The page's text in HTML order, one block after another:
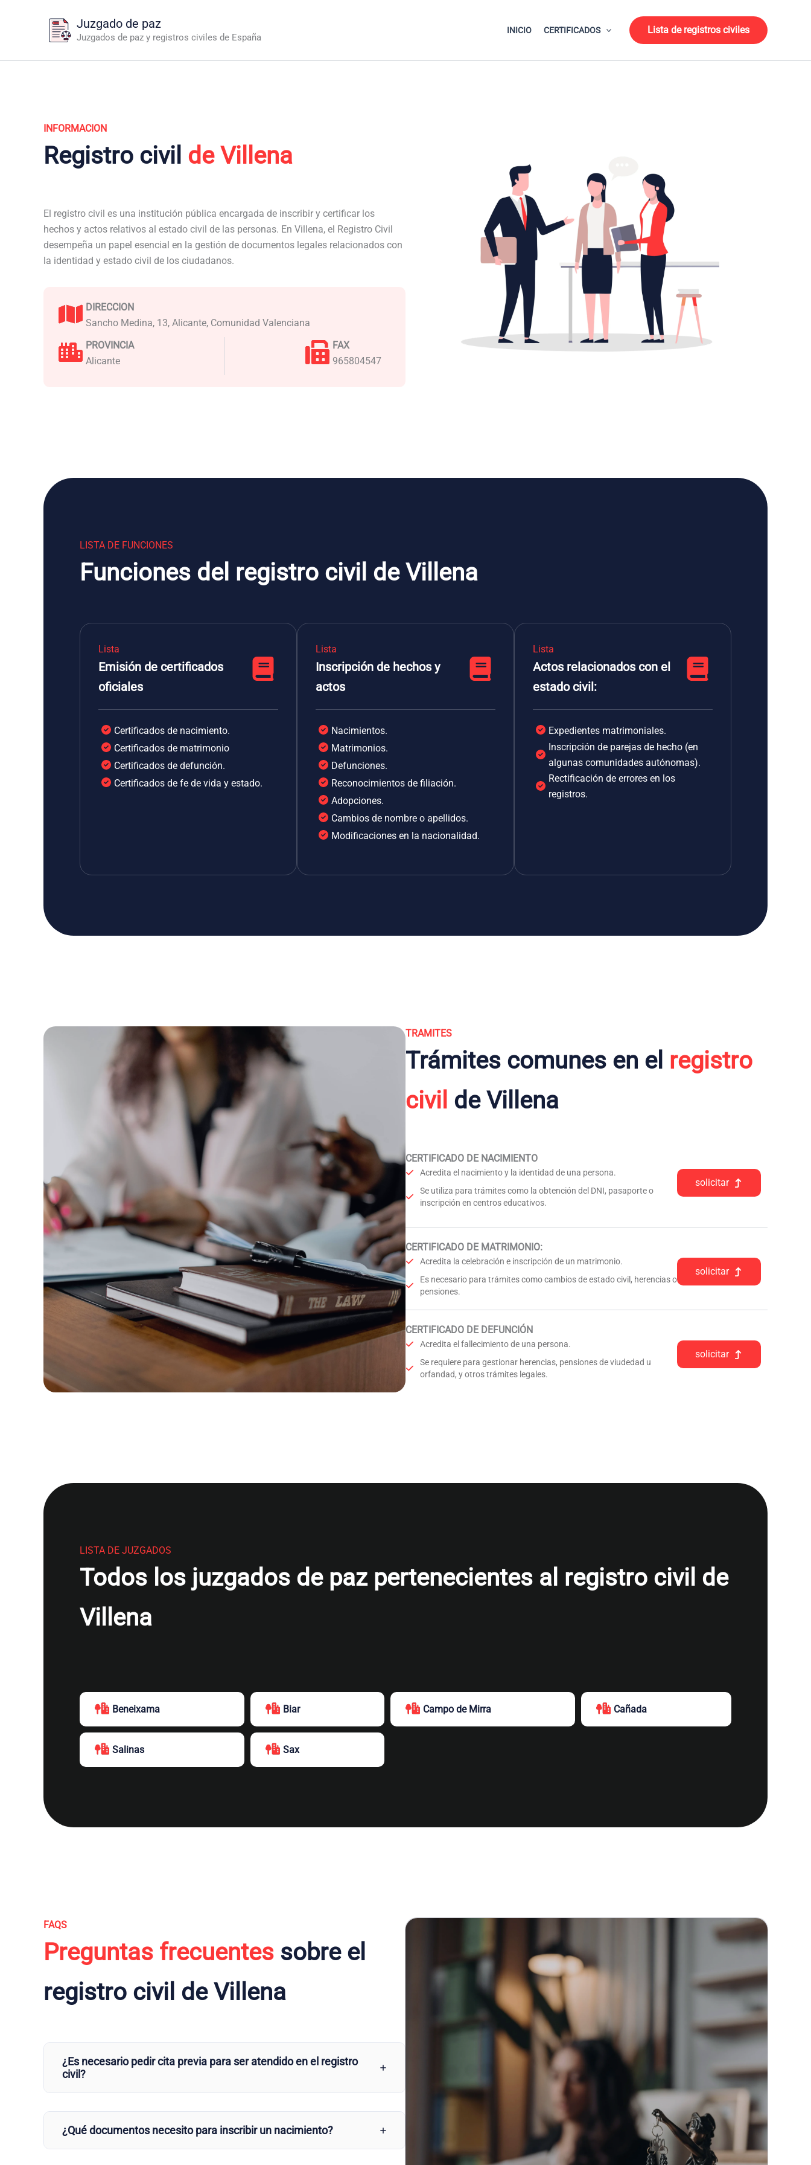
Juzgado de paz
Juzgados de paz y registros civiles de España
INICIO CERTIFICADOS Lista de registros civiles
INFORMACION
Registro civil de Villena
El registro civil es una institución pública encargada de inscribir y certificar los
hechos y actos relativos al estado civil de las personas. En Villena, el Registro Civil
desempeña un papel esencial en la gestión de documentos legales relacionados con
la identidad y estado civil de los ciudadanos.
DIRECCION
Sancho Medina, 13, Alicante, Comunidad Valenciana
PROVINCIA
Alicante
FAX
965804547
LISTA DE FUNCIONES
Funciones del registro civil de Villena
Lista
Emisión de certificados
oficiales
Certificados de nacimiento.
Certificados de matrimonio
Certificados de defunción.
Certificados de fe de vida y estado.
Lista
Inscripción de hechos y
actos
Nacimientos.
Matrimonios.
Defunciones.
Reconocimientos de filiación.
Adopciones.
Cambios de nombre o apellidos.
Modificaciones en la nacionalidad.
Lista
Actos relacionados con el
estado civil:
Expedientes matrimoniales.
Inscripción de parejas de hecho (en
algunas comunidades autónomas).
Rectificación de errores en los
registros.
TRAMITES
Trámites comunes en el registro
civil de Villena
CERTIFICADO DE NACIMIENTO
Acredita el nacimiento y la identidad de una persona.
Se utiliza para trámites como la obtención del DNI, pasaporte o
inscripción en centros educativos.
solicitar
CERTIFICADO DE MATRIMONIO:
Acredita la celebración e inscripción de un matrimonio.
Es necesario para trámites como cambios de estado civil, herencias o
pensiones.
solicitar
CERTIFICADO DE DEFUNCIÓN
Acredita el fallecimiento de una persona.
Se requiere para gestionar herencias, pensiones de viudedad u
orfandad, y otros trámites legales.
solicitar
LISTA DE JUZGADOS
Todos los juzgados de paz pertenecientes al registro civil de
Villena
Beneixama Biar Campo de Mirra Cañada
Salinas Sax
FAQS
Preguntas frecuentes sobre el
registro civil de Villena
¿Es necesario pedir cita previa para ser atendido en el registro
civil?
¿Qué documentos necesito para inscribir un nacimiento?